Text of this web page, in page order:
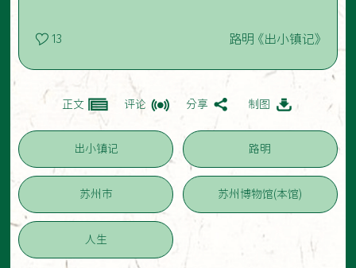
13 路明 《出小镇记》
正文 评论 分享 制图
出小镇记 路明
苏州市 苏州博物馆(本馆)
人生